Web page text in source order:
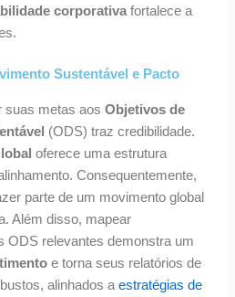
corporativafortalece a
Sustentável e Pacto
suas metas aosObjetivos de
(ODS) traz credibilidade.
oferece uma estrutura
Consequentemente,
parte de um movimento global
Além disso, mapear
ODS relevantes demonstra um
e torna seus relatórios de
alinhados aestratégias de